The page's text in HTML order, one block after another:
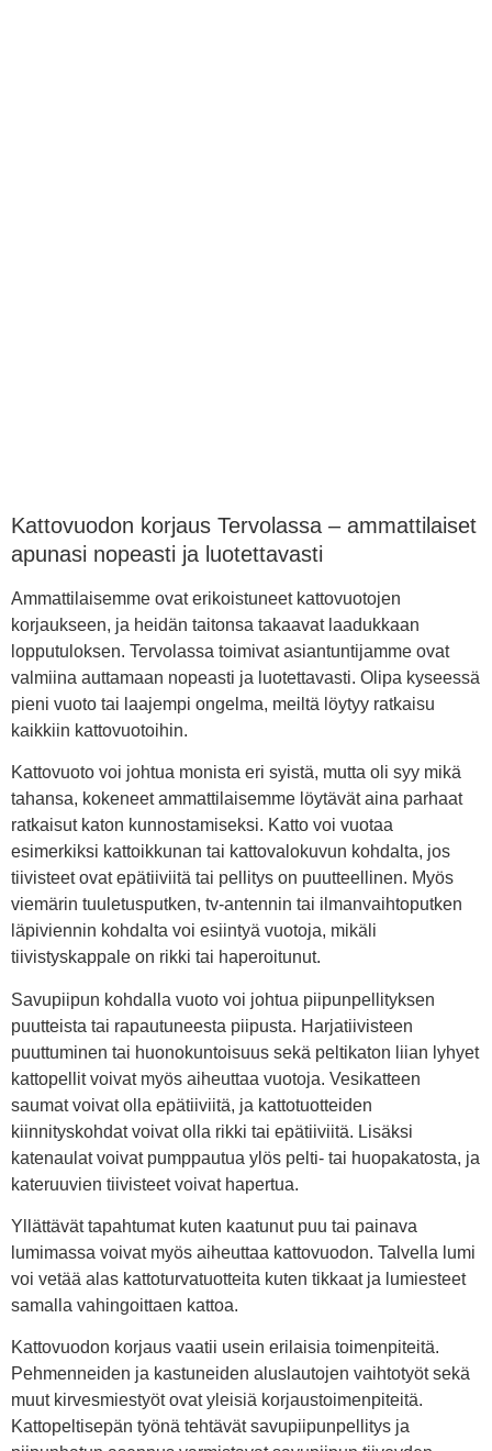
Kattovuodon korjaus Tervolassa – ammattilaiset
apunasi nopeasti ja luotettavasti
Ammattilaisemme ovat erikoistuneet kattovuotojen
korjaukseen, ja heidän taitonsa takaavat laadukkaan
lopputuloksen. Tervolassa toimivat asiantuntijamme ovat
valmiina auttamaan nopeasti ja luotettavasti. Olipa kyseessä
pieni vuoto tai laajempi ongelma, meiltä löytyy ratkaisu
kaikkiin kattovuotoihin.
Kattovuoto voi johtua monista eri syistä, mutta oli syy mikä
tahansa, kokeneet ammattilaisemme löytävät aina parhaat
ratkaisut katon kunnostamiseksi. Katto voi vuotaa
esimerkiksi kattoikkunan tai kattovalokuvun kohdalta, jos
tiivisteet ovat epätiiviitä tai pellitys on puutteellinen. Myös
viemärin tuuletusputken, tv-antennin tai ilmanvaihtoputken
läpiviennin kohdalta voi esiintyä vuotoja, mikäli
tiivistyskappale on rikki tai haperoitunut.
Savupiipun kohdalla vuoto voi johtua piipunpellityksen
puutteista tai rapautuneesta piipusta. Harjatiivisteen
puuttuminen tai huonokuntoisuus sekä peltikaton liian lyhyet
kattopellit voivat myös aiheuttaa vuotoja. Vesikatteen
saumat voivat olla epätiiviitä, ja kattotuotteiden
kiinnityskohdat voivat olla rikki tai epätiiviitä. Lisäksi
katenaulat voivat pumppautua ylös pelti- tai huopakatosta, ja
kateruuvien tiivisteet voivat hapertua.
Yllättävät tapahtumat kuten kaatunut puu tai painava
lumimassa voivat myös aiheuttaa kattovuodon. Talvella lumi
voi vetää alas kattoturvatuotteita kuten tikkaat ja lumiesteet
samalla vahingoittaen kattoa.
Kattovuodon korjaus vaatii usein erilaisia toimenpiteitä.
Pehmenneiden ja kastuneiden aluslautojen vaihtotyöt sekä
muut kirvesmiestyöt ovat yleisiä korjaustoimenpiteitä.
Kattopeltisepän työnä tehtävät savupiipunpellitys ja